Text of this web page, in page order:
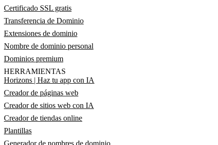
Certificado SSL gratis
Transferencia de Dominio
Extensiones de dominio
Nombre de dominio personal
Dominios premium
HERRAMIENTAS
Horizons | Haz tu app con IA
Creador de páginas web
Creador de sitios web con IA
Creador de tiendas online
Plantillas
Generador de nombres de dominio